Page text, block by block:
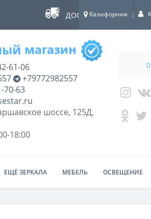
ДОСТАВКА ПО ВСЕЙ
Калифорния
61-06
+79772982557
70-63
шоссе, 125Д,
18:00
ЕЩЁ ЗЕРКАЛА МЕБЕЛЬ ОСВЕЩЕНИЕ